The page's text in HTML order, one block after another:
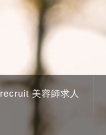
recruit 美容師求人